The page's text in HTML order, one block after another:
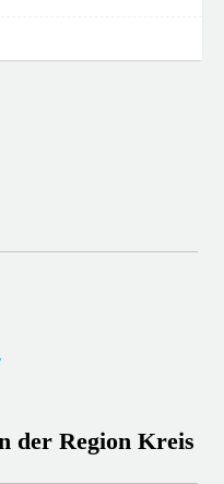
der Region Kreis